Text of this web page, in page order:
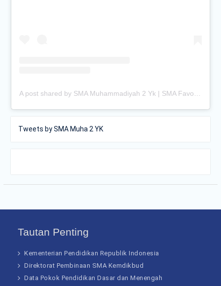
Tweets by SMA Muha 2 YK
Tautan Penting
Kementerian Pendidikan Republik Indonesia
Direktorat Pembinaan SMA Kemdikbud
Data Pokok Pendidikan Dasar dan Menengah